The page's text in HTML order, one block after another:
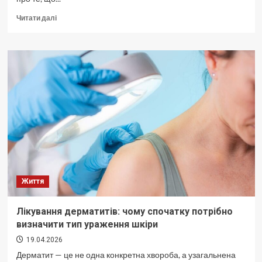
Читати даліДокладніше
розповіли
про
погоду
на
18
квітня
Життя
Лікування дерматитів: чому спочатку потрібно
визначити тип ураження шкіри
19.04.2026
Дерматит — це не одна конкретна хвороба, а узагальнена